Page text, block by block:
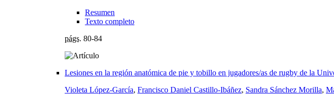
Resumen
Texto completo
págs. 80-84
Lesiones en la región anatómica de pie y tobillo en jugadores/as de rugby de la
Violeta López-García, Francisco Daniel Castillo-Ibáñez, Sandra Sánchez Morilla,